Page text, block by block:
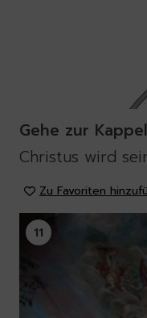
Gehe zur
Christus wird
Zu Favoriten
11